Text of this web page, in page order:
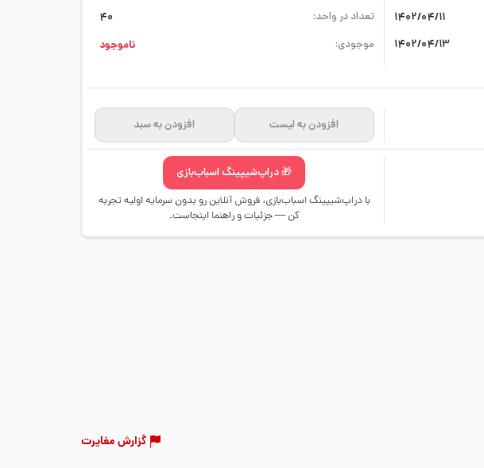
1402/04/11
1402/04/13
تعداد در واحد: 40
موجودی: ناموجود
افزودن به لیست افزودن به سبد
🎁 دراپ‌شیپینگ اسباب‌بازی
با دراپ‌شیپینگ اسباب‌بازی، فروش آنلاین رو بدون سرمایه اولیه تجربه
کن — جزئیات و راهنما اینجاست.
گزارش مغایرت